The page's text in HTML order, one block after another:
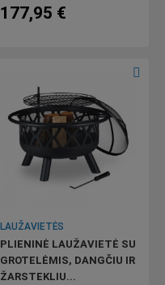
177,95 €
LAUŽAVIETĖS
PLIENINĖ LAUŽAVIETĖ SU
GROTELĖMIS, DANGČIU IR
ŽARSTEKLIU...